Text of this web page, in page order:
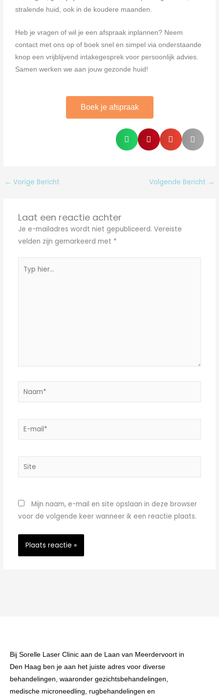
stralende huid, ook in de koudere maanden.
Heb je vragen of wil je een afspraak inplannen? Neem
contact met ons op of boek snel en simpel via onderstaande
knop een vrijblijvend intakegesprek voor persoonlijk advies.
Samen werken we aan jouw gezonde huid!
Boek je afspraak
← Vorige Bericht Volgende Bericht →
Laat een reactie achter
Je e-mailadres wordt niet gepubliceerd. Vereiste
velden zijn gemarkeerd met *
hier...
Naam*
E-
Site
Mijn naam, e-mail en site opslaan in deze browser
voor de volgende keer wanneer ik een reactie plaats.
Bij Sorelle Laser Clinic aan de Laan van Meerdervoort in
Den Haag ben je aan het juiste adres voor diverse
behandelingen, waaronder gezichtsbehandelingen,
medische microneedling, rugbehandelingen en